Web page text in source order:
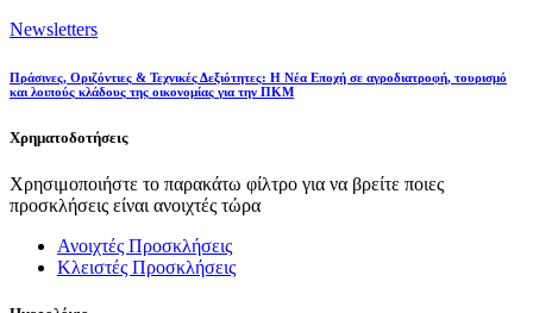
Newsletters
Πράσινες, Οριζόντιες & Τεχνικές Δεξιότητες: Η Νέα Εποχή σε αγροδιατροφή, τουρισμό
και λοιπούς κλάδους της οικονομίας για την ΠΚΜ
Χρηματοδοτήσεις
Χρησιμοποιήστε το παρακάτω φίλτρο για να βρείτε ποιες
προσκλήσεις είναι ανοιχτές τώρα
Ανοιχτές Προσκλήσεις
Κλειστές Προσκλήσεις